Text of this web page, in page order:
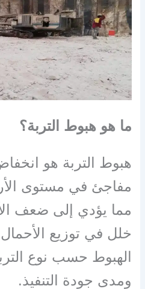
ما هو هبوط التربة؟
هبوط التربة هو
مفاجئ في مستوى
مما يؤدي إلى ضعف
خلل في توزيع
الهبوط حسب نوع
ومدى جودة التنفيذ.